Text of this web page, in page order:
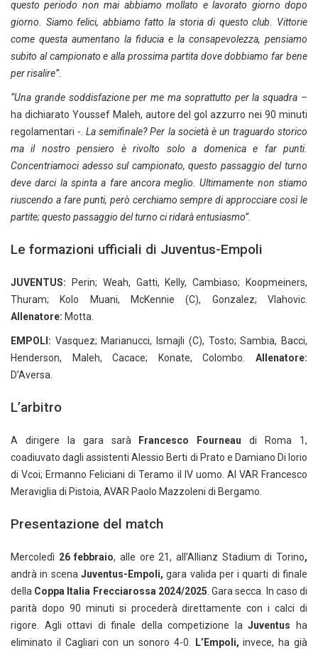
questo periodo non mai abbiamo mollato e lavorato giorno dopo
giorno. Siamo felici, abbiamo fatto la storia di questo club. Vittorie
come questa aumentano la fiducia e la consapevolezza, pensiamo
subito al campionato e alla prossima partita dove dobbiamo far bene
per risalire”.
“Una grande soddisfazione per me ma soprattutto per la squadra –
ha dichiarato Youssef Maleh, autore del gol azzurro nei 90 minuti
regolamentari -.La semifinale? Per la società è un traguardo storico
ma il nostro pensiero è rivolto solo a domenica e far punti.
Concentriamoci adesso sul campionato, questo passaggio del turno
deve darci la spinta a fare ancora meglio. Ultimamente non stiamo
riuscendo a fare punti, però cerchiamo sempre di approcciare così le
partite; questo passaggio del turno ci ridarà entusiasmo”.
Le formazioni ufficiali di Juventus-Empoli
JUVENTUS: Perin; Weah, Gatti, Kelly, Cambiaso; Koopmeiners,
Thuram; Kolo Muani, McKennie (C), Gonzalez; Vlahovic.
Allenatore: Motta.
EMPOLI: Vasquez; Marianucci, Ismajli (C), Tosto; Sambia, Bacci,
Henderson, Maleh, Cacace; Konate, Colombo. Allenatore:
D’Aversa.
L’arbitro
A dirigere la gara sarà Francesco Fourneau di Roma 1,
coadiuvato dagli assistenti Alessio Berti di Prato e Damiano Di Iorio
di Vcoi; Ermanno Feliciani di Teramo il IV uomo. Al VAR Francesco
Meraviglia di Pistoia, AVAR Paolo Mazzoleni di Bergamo.
Presentazione del match
Mercoledì 26 febbraio, alle ore 21, all’Allianz Stadium di Torino,
andrà in scena Juventus-Empoli, gara valida per i quarti di finale
della Coppa Italia Frecciarossa 2024/2025. Gara secca. In caso di
parità dopo 90 minuti si procederà direttamente con i calci di
rigore. Agli ottavi di finale della competizione laJuventus
ha
eliminato il Cagliari con un sonoro 4-0. L’Empoli, invece, ha già